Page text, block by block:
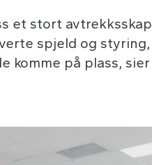
et stort avtrekksskap
spjeld og styring,
komme på plass, sier